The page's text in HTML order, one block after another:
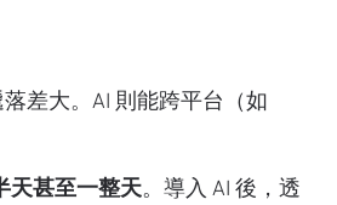
差大。AI 則能跨平台（如
天甚至一整天。導入 AI 後，透